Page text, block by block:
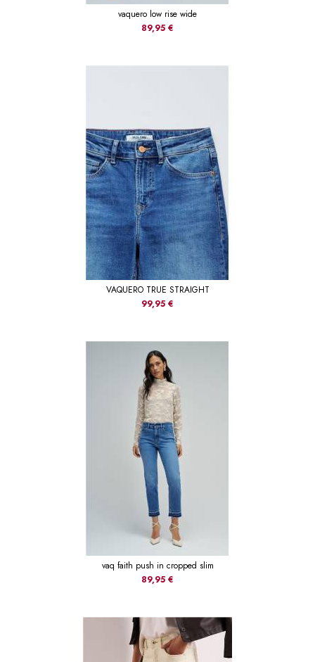
vaquero low rise wide
89,95 €
VAQUERO TRUE STRAIGHT
99,95 €
vaq faith push in cropped slim
89,95 €